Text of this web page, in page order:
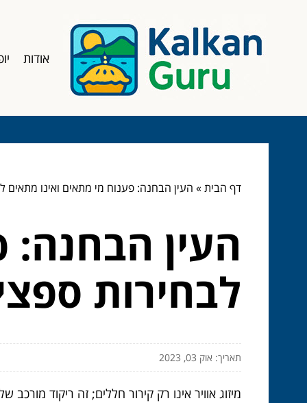
אודות
דף הבית» העין הבחנה: פענוח מי מתאים ואינו מתאים
העין הבחנה:
לבחירות
תאריך: אוק 03, 2023